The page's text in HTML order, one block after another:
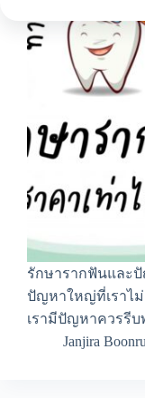
รักษารากฟันและ
ปัญหาใหญ่ที่เราไ
เรามีปัญหาควรรี
Janjira